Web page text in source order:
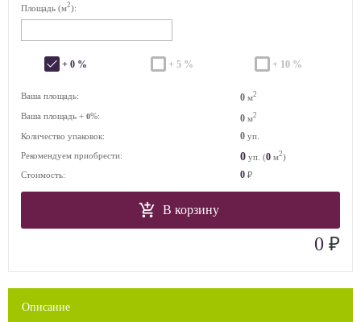
Площадь (м2):
+ 0 % + 5 % + 10 %
Ваша площадь: 0 м2
Ваша площадь + 0%: 0 м2
Количество упаковок: 0 уп.
Рекомендуем приобрести:
0 уп. (0 м2)
Стоимость:
0 ₽
В корзину
0 ₽
Описание